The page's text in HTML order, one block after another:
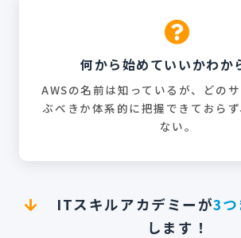
何から始めていいかわか
AWSの名前は知っているが、どの
ぶべきか体系的に把握できておら
ない。
ITスキルアカデミーが3
します！